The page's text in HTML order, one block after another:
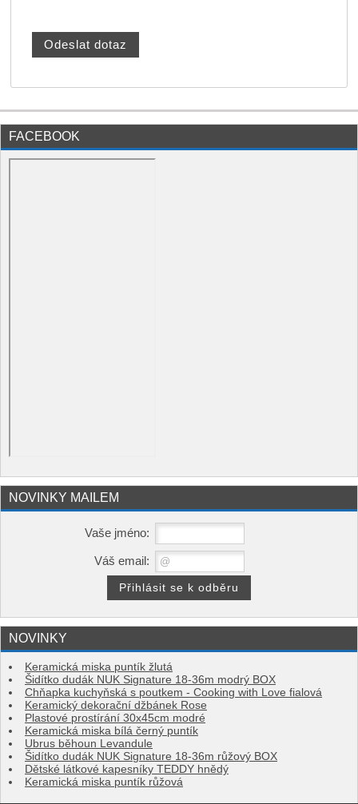
FACEBOOK
NOVINKY MAILEM
Vaše jméno:
Váš email:
NOVINKY
Keramická miska puntík žlutá
Šidítko dudák NUK Signature 18-36m modrý BOX
Chňapka kuchyňská s poutkem - Cooking with Love fialová
Keramický dekorační džbánek Rose
Plastové prostírání 30x45cm modré
Keramická miska bílá černý puntík
Ubrus běhoun Levandule
Šidítko dudák NUK Signature 18-36m růžový BOX
Dětské látkové kapesníky TEDDY hnědý
Keramická miska puntík růžová